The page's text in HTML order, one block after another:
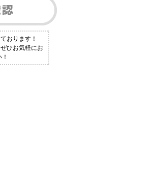
おります！
ひお気軽にお